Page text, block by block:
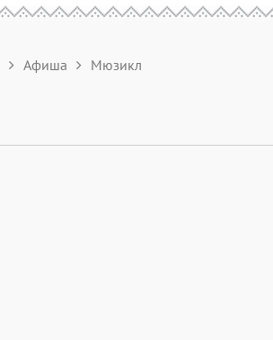
Афиша Мюзикл